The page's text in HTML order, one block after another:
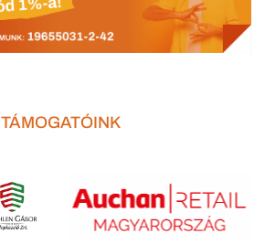
TÁMOGATÓINK